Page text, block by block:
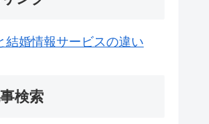
結婚情報サービスの違い
検索